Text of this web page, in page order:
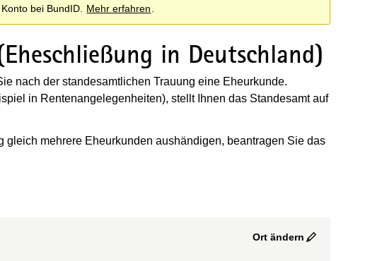
bei BundID. Mehr erfahren
in Deutschland)
nach der standesamtlichen Trauung eine Eheurkunde.
in Rentenangelegenheiten), stellt Ihnen das Standesamt auf
gleich mehrere Eheurkunden aushändigen, beantragen Sie das
Ort ändern